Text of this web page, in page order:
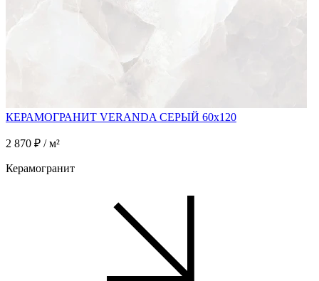
КЕРАМОГРАНИТ VERANDA СЕРЫЙ 60x120
2 870 ₽ / м²
Керамогранит